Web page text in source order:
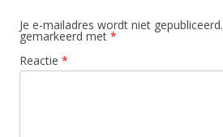
Je e-mailadres wordt niet gepubliceerd.
gemarkeerd met *
Reactie *